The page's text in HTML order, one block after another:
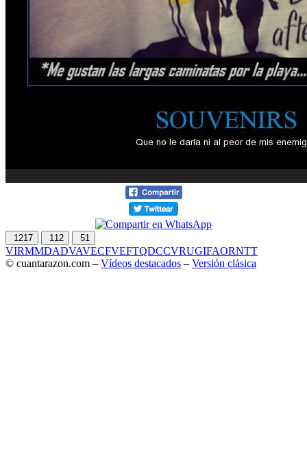
1217 112 51
VIRMMDADVAVECFVEFTQDCCVRUGIFAORNTT
© cuantarazon.com – Vídeos destacados – Versión clásica